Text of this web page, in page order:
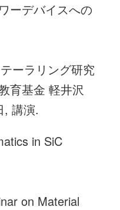
ーデバイスへの
ーラリング研究
育基金 軽井沢
, 講演.
in SiC
on Material